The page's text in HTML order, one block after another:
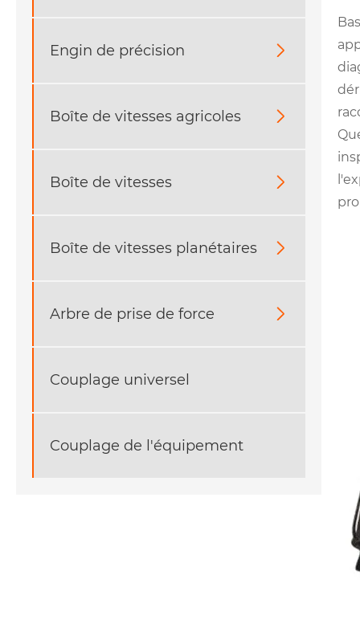
Engin de précision 
Boîte de vitesses agricoles 
Boîte de vitesses 
Boîte de vitesses planétaires 
Arbre de prise de force 
Couplage universel
Couplage de l'équipement